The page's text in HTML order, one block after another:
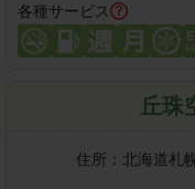
各種サービス
丘珠
住所： 北海道札